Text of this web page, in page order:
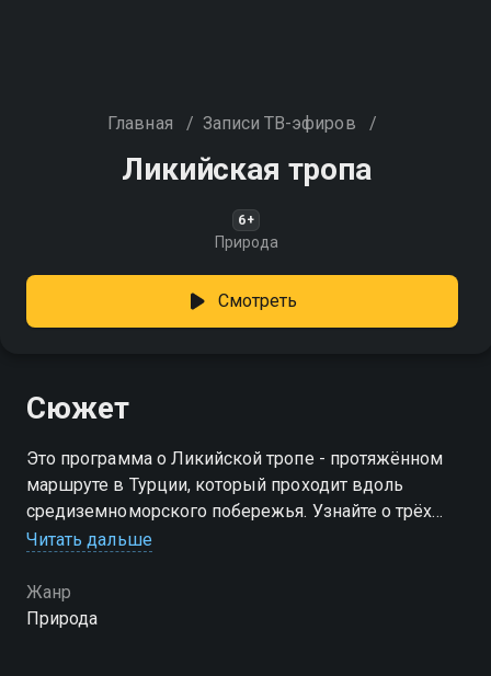
Главная / Записи ТВ-эфиров /
Ликийская тропа
6+
Природа
Смотреть
Сюжет
Это программа о Ликийской тропе - протяжённом
маршруте в Турции, который проходит вдоль
средиземноморского побережья. Узнайте о трёх
частях маршрута: Западной, Центральной и
предстоит исследовать
Читать дальше
Жанр
Природа